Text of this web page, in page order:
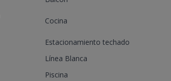
Cocina
Estacionamiento techado
Línea Blanca
Piscina